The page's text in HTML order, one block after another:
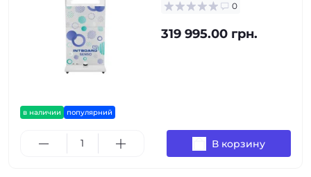
в наличии популярний
0
319 995.00 грн.
В корзину